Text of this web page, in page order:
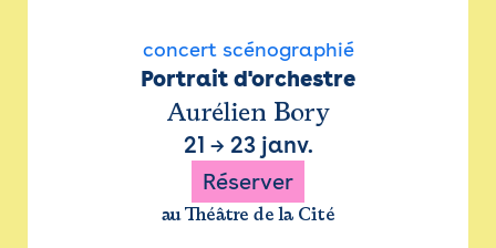
concert scénographié
Portrait d'orchestre
Aurélien Bory
21 → 23 janv.
Réserver
au Théâtre de la Cité